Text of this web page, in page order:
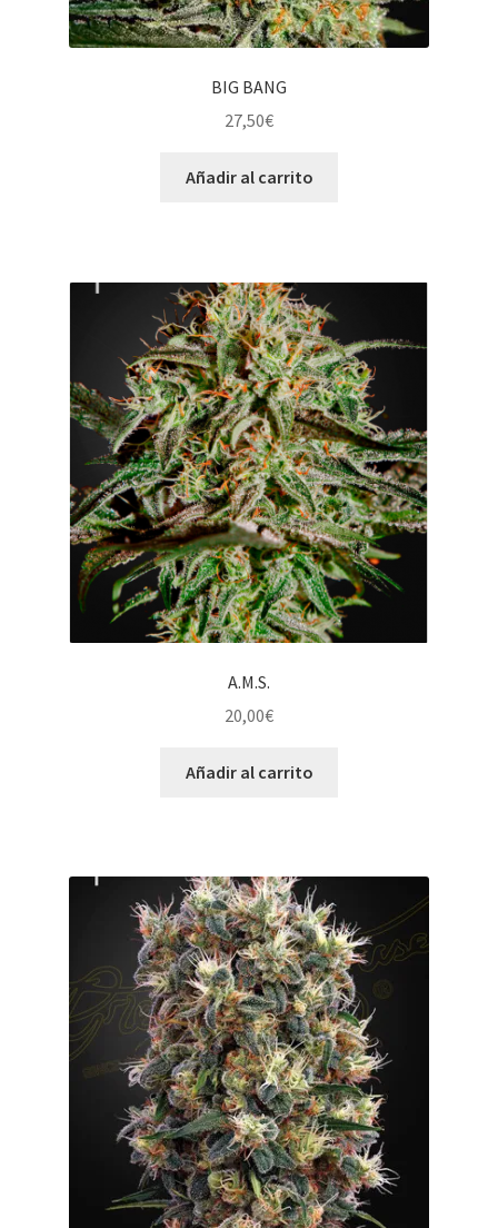
BIG BANG
27,50€
Añadir al carrito
A.M.S.
20,00€
Añadir al carrito